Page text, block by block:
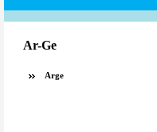
Ar-Ge
Arge